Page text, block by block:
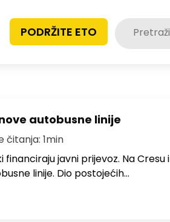
PODRŽITE ETO Pretraži:
autobusne linije
čitanja: 1min
financiraju javni prijevoz. Na Cresu i
linije. Dio postojećih…